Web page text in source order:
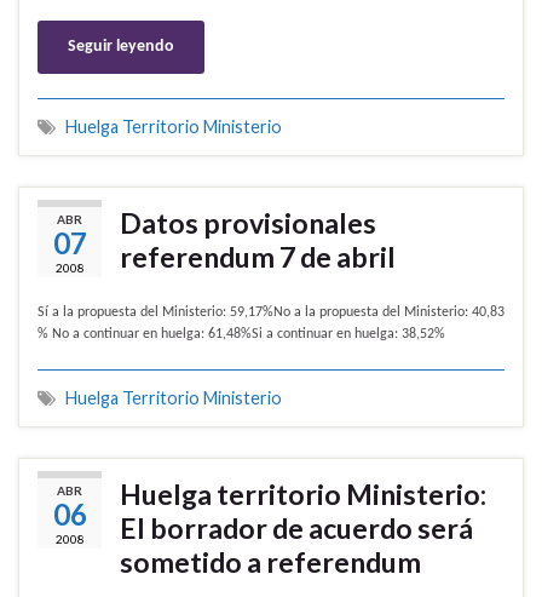
Seguir leyendo
Huelga Territorio Ministerio
ABR
07
2008
Datos provisionales
referendum 7 de abril
Sí a la propuesta del Ministerio: 59,17%No a la propuesta del Ministerio: 40,83
% No a continuar en huelga: 61,48%Si a continuar en huelga: 38,52%
Huelga Territorio Ministerio
ABR
06
2008
Huelga territorio Ministerio:
El borrador de acuerdo será
sometido a referendum